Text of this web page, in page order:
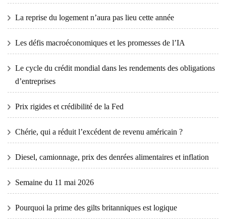
La reprise du logement n’aura pas lieu cette année
Les défis macroéconomiques et les promesses de l’IA
Le cycle du crédit mondial dans les rendements des obligations
d’entreprises
Prix ​​​​rigides et crédibilité de la Fed
Chérie, qui a réduit l’excédent de revenu américain ?
Diesel, camionnage, prix des denrées alimentaires et inflation
Semaine du 11 mai 2026
Pourquoi la prime des gilts britanniques est logique